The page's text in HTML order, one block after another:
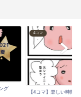
グ
4コマ
【4コマ】楽しい時間